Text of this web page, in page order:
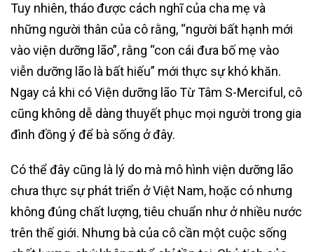
Tuy nhiên, tháo được cách nghĩ của cha mẹ và
những người thân của cô rằng, “người bất hạnh mới
vào viện dưỡng lão”, rằng “con cái đưa bố mẹ vào
viễn dưỡng lão là bất hiếu” mới thực sự khó khăn.
Ngay cả khi có Viện dưỡng lão Từ Tâm S-Merciful, cô
cũng không dễ dàng thuyết phục mọi người trong gia
đình đồng ý để bà sống ở đây.
Có thể đây cũng là lý do mà mô hình viện dưỡng lão
chưa thực sự phát triển ở Việt Nam, hoặc có nhưng
không đúng chất lượng, tiêu chuẩn như ở nhiều nước
trên thế giới. Nhưng bà của cô cần một cuộc sống